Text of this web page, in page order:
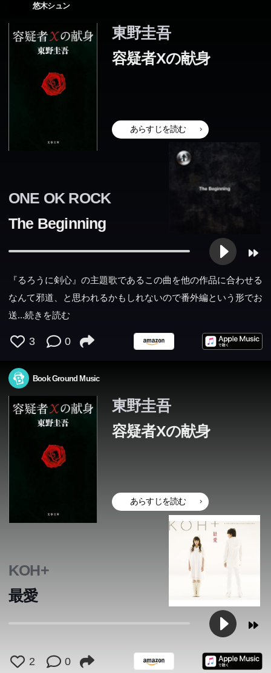
悠木シュン
東野圭吾
容疑者Xの献身
あらすじを読む
天才数学者でありながら不遇な日日を送っていた高校教師
の石神は、一人娘と暮らす隣人の靖子に秘かな想いを寄せ
ていた。彼女たちが前夫を殺害したことを知った彼は、二
人を救うため完全犯罪を企てる。だが皮肉にも、石神のか
つての親友である物理学者の湯川学が、その謎に挑むこと
になる。ガリレオシリーズ初の長篇、直木賞受賞作。
ONE OK ROCK
The Beginning
『るろうに剣心』の主題歌であるこの曲を他の作品に合わせる
なんて邪道、と思われるかもしれないので番外編という形でお
送...続きを読む
3 0
Book Ground Music
東野圭吾
容疑者Xの献身
あらすじを読む
天才数学者でありながら不遇な日日を送っていた高校教師
の石神は、一人娘と暮らす隣人の靖子に秘かな想いを寄せ
ていた。彼女たちが前夫を殺害したことを知った彼は、二
人を救うため完全犯罪を企てる。だが皮肉にも、石神のか
つての親友である物理学者の湯川学が、その謎に挑むこと
になる。ガリレオシリーズ初の長篇、直木賞受賞作。
KOH+
最愛
2 0
天才数学者でありながら不遇な日日を送っていた高校教師
の石神は、一人娘と暮らす隣人の靖子に秘かな想いを寄せ
ていた。彼女たちが前夫を殺害したことを知った彼は、二
人を救うため完全犯罪を企てる。だが皮肉にも、石神のか
つての親友である物理学者の湯川学が、その謎に挑むこと
になる。ガリレオシリーズ初の長篇、直木賞受賞作。
天才数学者でありながら不遇な日日を送っていた高校教師
の石神は、一人娘と暮らす隣人の靖子に秘かな想いを寄せ
ていた。彼女たちが前夫を殺害したことを知った彼は、二
人を救うため完全犯罪を企てる。だが皮肉にも、石神のか
つての親友である物理学者の湯川学が、その謎に挑むこと
になる。ガリレオシリーズ初の長篇、直木賞受賞作。
天才数学者でありながら不遇な日日を送っていた高校教師
の石神は、一人娘と暮らす隣人の靖子に秘かな想いを寄せ
ていた。彼女たちが前夫を殺害したことを知った彼は、二
人を救うため完全犯罪を企てる。だが皮肉にも、石神のか
つての親友である物理学者の湯川学が、その謎に挑むこと
になる。ガリレオシリーズ初の長篇、直木賞受賞作。